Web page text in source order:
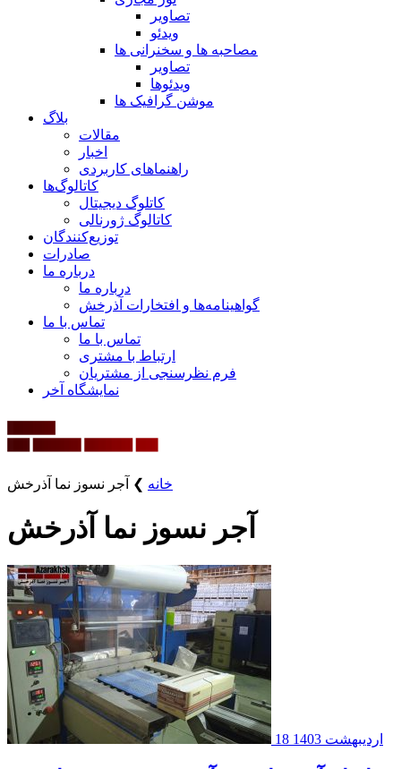
تصاویر
ویدئو
مصاحبه ها و سخنرانی ها
تصاویر
ویدئوها
موشن گرافیک ها
بلاگ
مقالات
اخبار
راهنماهای کاربردی
کاتالوگ‌ها
کاتلوگ دیجیتال
کاتالوگ ژورنالی
توزیع‌کنندگان
صادرات
درباره ما
درباره ما
گواهینامه‌ها و افتخارات آذرخش
تماس با ما
تماس با ما
ارتباط با مشتری
فرم نظرسنجی از مشتریان
نمایشگاه‌ آخر
خانه ❯ آجر نسوز نما آذرخش
آجر نسوز نما آذرخش
18 اردیبهشت 1403